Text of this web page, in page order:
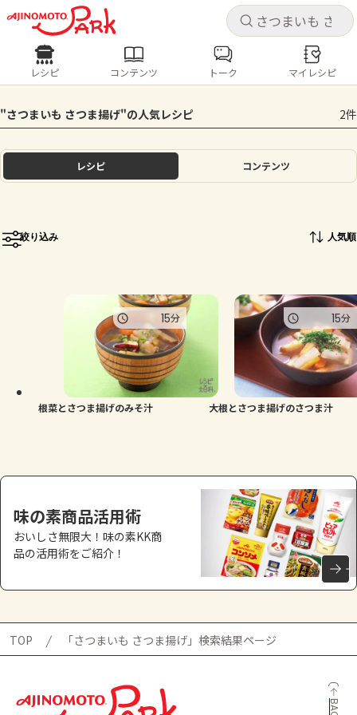
キャ
ログインするとレシピを保存できます
ログイン
ホーム
トーク
よくあるお問い合わせ
お買い物
キャ
レシピ コンテンツ
人気の食材・レシピ
きゅうり なす トマト とうもろこし
ピーマン
レシピ コンテンツ トーク マイレシピ
"さつまいも さつま揚げ"の人気レシピ 2件
レシピ コンテンツ
絞り込み 人気順
根菜とさつま揚げのみそ汁
15分
大根とさつま揚げのさつま汁
15分
味の素商品活用術
おいしさ無限大！味の素KK商
品の活用術をご紹介！
TOP 「さつまいも さつま揚げ」検索結果ページ